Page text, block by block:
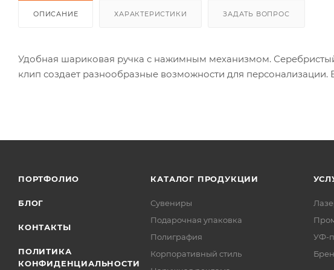
ОПИСАНИЕ ХАРАКТЕРИСТИКИ ЗАДАТЬ ВОПРОС
Удобная шариковая ручка с нажимным механизмом.
клип создает разнообразные возможности для персонализации.
ПОРТФОЛИО
БЛОГ
КОНТАКТЫ
ПОЛИТИКА
КОНФИДЕНЦИАЛЬНОСТИ
КАТАЛОГ ПРОДУКЦИИ
Сувениры
Подарочная упаковка
Полиграфия
Корпоративный стиль
УФ-